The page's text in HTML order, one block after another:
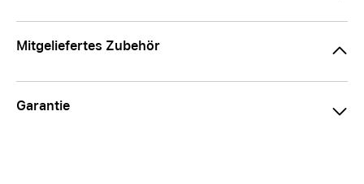
Mitgeliefertes Zubehör
Garantie